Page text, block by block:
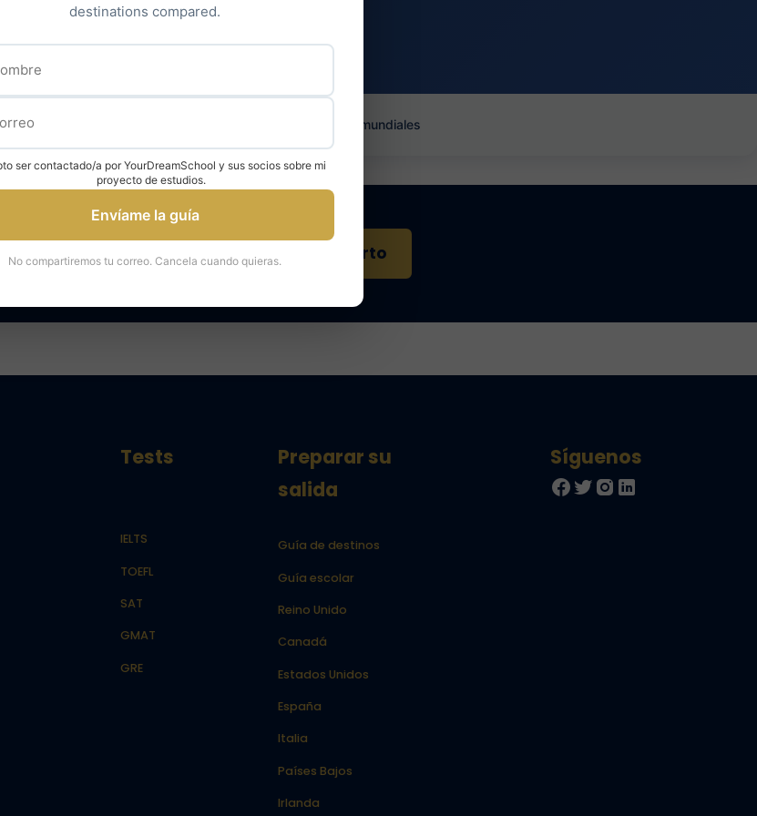
Descubrir nuestro acompañamiento →
Expertos en universidades mundiales
para una consulta Hable con un experto
Tests
IELTS
TOEFL
SAT
GMAT
GRE
Preparar su
salida
Guía de destinos
Guía escolar
Reino Unido
Canadá
Estados Unidos
España
Italia
Países Bajos
Irlanda
destinations compared.
ser contactado/a por YourDreamSchool y sus socios sobre mi
proyecto de estudios.
Envíame la guía
No compartiremos tu correo. Cancela cuando quieras.